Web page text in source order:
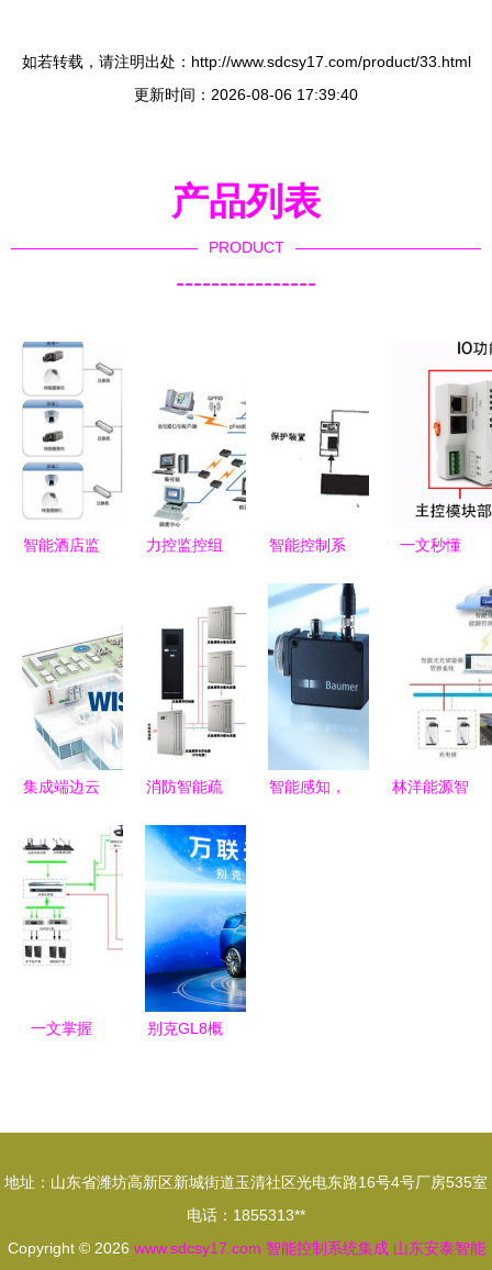
如若转载，请注明出处：http://www.sdcsy17.com/product/33.html
更新时间：2026-08-06 17:39:40
产品列表
PRODUCT
----------------
智能酒店监
系统，开启
美好生活新
体验
力控监控组
能化能源计
量管理系统
与智能控制
系统集成中
的应用
智能控制系
动新型智能
变电站研发
的核心引擎
一文秒懂
统与智能控
的核心概念
集成端边云
何助力水泵
厂商一步迈
向云端智能
管理
消防智能疏
的安装与智
能控制系统
集成
智能感知，
林洋能源智
一文掌握
制系统集成
别克GL8概
领未来智能
出行新范式
地址：山东省潍坊高新区新城街道玉清社区光电东路16号4号厂房535室
电话：1855313**
Copyright © 2026 www.sdcsy17.com 智能控制系统集成 山东安泰智能